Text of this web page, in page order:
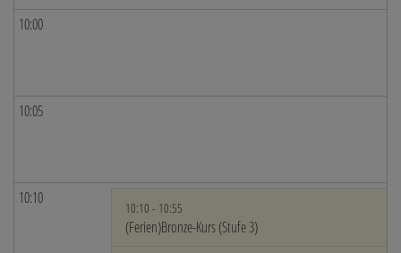
10:00
10:05
10:10
10:10 - 10:55
(Ferien)Bronze-Kurs (Stufe 3)